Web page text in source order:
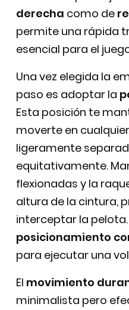
derecha como de
permite una rápida
esencial para el
Una vez elegida la
paso es adoptar la
Esta posición te
moverte en
ligeramente
equitativamente.
flexionadas y la
altura de la cintura,
interceptar la
posicionamiento
para ejecutar una
El movimiento
minimalista pero